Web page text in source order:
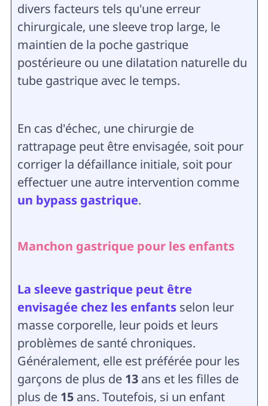
divers facteurs tels qu'une erreur
chirurgicale, une sleeve trop large, le
maintien de la poche gastrique
postérieure ou une dilatation naturelle du
tube gastrique avec le temps.
En cas d'échec, une chirurgie de
rattrapage peut être envisagée, soit pour
corriger la défaillance initiale, soit pour
effectuer une autre intervention comme
un bypass gastrique.
Manchon gastrique pour les enfants
La sleeve gastrique peut être
envisagée chez les enfantsselon leur
masse corporelle, leur poids et leurs
problèmes de santé chroniques.
Généralement, elle est préférée pour les
garçons de plus de 13ans et les filles de
plus de 15ans. Toutefois, si un enfant